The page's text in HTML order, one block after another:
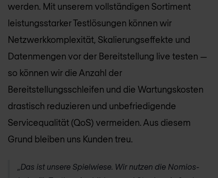
werden. Mit unserem vollständigen Sortiment
leistungsstarker Testlösungen können wir
Netzwerkkomplexität, Skalierungseffekte und
Datenmengen vor der Bereitstellung live testen —
so können wir die Anzahl der
Bereitstellungsschleifen und die Wartungskosten
drastisch reduzieren und unbefriedigende
Servicequalität (QoS) vermeiden. Aus diesem
Grund bleiben uns Kunden treu.
„Das ist unsere Spielwiese. Wir nutzen die Nomios-